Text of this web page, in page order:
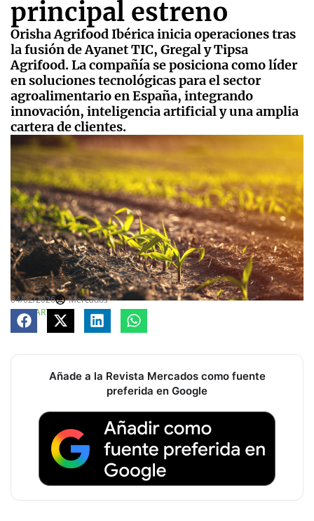
principal estreno
Orisha Agrifood Ibérica inicia operaciones tras
la fusión de Ayanet TIC, Gregal y Tipsa
Agrifood. La compañía se posiciona como líder
en soluciones tecnológicas para el sector
agroalimentario en España, integrando
innovación, inteligencia artificial y una amplia
cartera de clientes.
04/02/2026
Mercados
COMPARTE
Añade a la Revista Mercados como fuente
preferida en Google